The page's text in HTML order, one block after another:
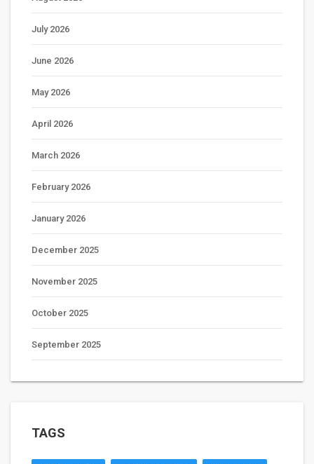
July 2026
June 2026
May 2026
April 2026
March 2026
February 2026
January 2026
December 2025
November 2025
October 2025
September 2025
TAGS